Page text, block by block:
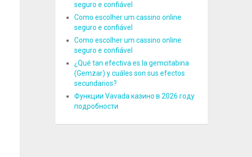
seguro e confiável
Como escolher um cassino online
seguro e confiável
Como escolher um cassino online
seguro e confiável
¿Qué tan efectiva es la gemcitabina
(Gemzar) y cuáles son sus efectos
secundarios?
Функции Vavada казино в 2026 году
подробности